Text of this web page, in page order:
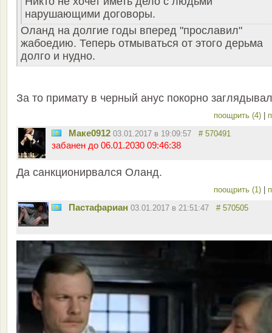
нарушающими договоры.
Оланд на долгие годы вперед "прославил"
жабоедию. Теперь отмываться от этого дерьма
долго и нудно.
За то примату в черный анус покорно
поощрить (4)
Маке0912 03.01.2017 в 19:09:57 # 570491
забанен до 06.01.2030 09:46:38
Да санкционирвался Оланд.
поощрить (1)
Пастафариан 03.01.2017 в 21:51:47 # 570505